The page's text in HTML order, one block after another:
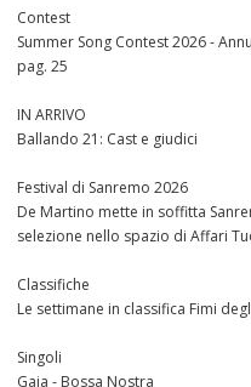
Contest
Summer Song Contest 2026 -
pag. 25
IN ARRIVO
Ballando 21: Cast e giudici
Festival di Sanremo 2026
De Martino mette in soffitta
selezione nello spazio di Affari
Classifiche
Le settimane in classifica Fimi
Singoli
Gaia - Bossa Nostra